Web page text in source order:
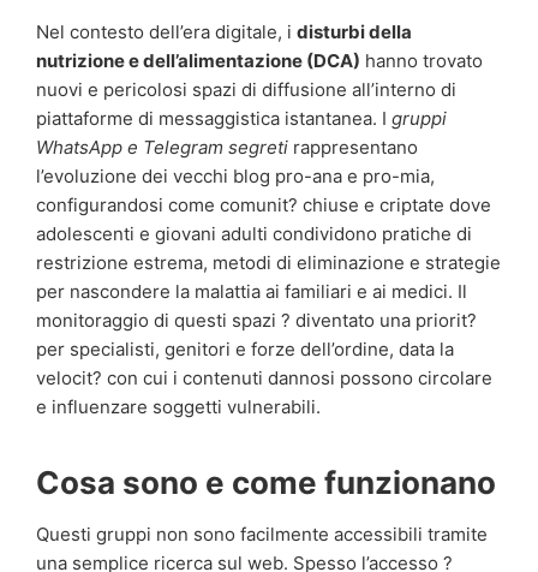
Nel contesto dell’era digitale, i disturbi della
nutrizione e dell’alimentazione (DCA) hanno trovato
nuovi e pericolosi spazi di diffusione all’interno di
piattaforme di messaggistica istantanea. I gruppi
WhatsApp e Telegram segreti rappresentano
l’evoluzione dei vecchi blog pro-ana e pro-mia,
configurandosi come comunit? chiuse e criptate dove
adolescenti e giovani adulti condividono pratiche di
restrizione estrema, metodi di eliminazione e strategie
per nascondere la malattia ai familiari e ai medici. Il
monitoraggio di questi spazi ? diventato una priorit?
per specialisti, genitori e forze dell’ordine, data la
velocit? con cui i contenuti dannosi possono circolare
e influenzare soggetti vulnerabili.
Cosa sono e come funzionano
Questi gruppi non sono facilmente accessibili tramite
una semplice ricerca sul web. Spesso l’accesso ?